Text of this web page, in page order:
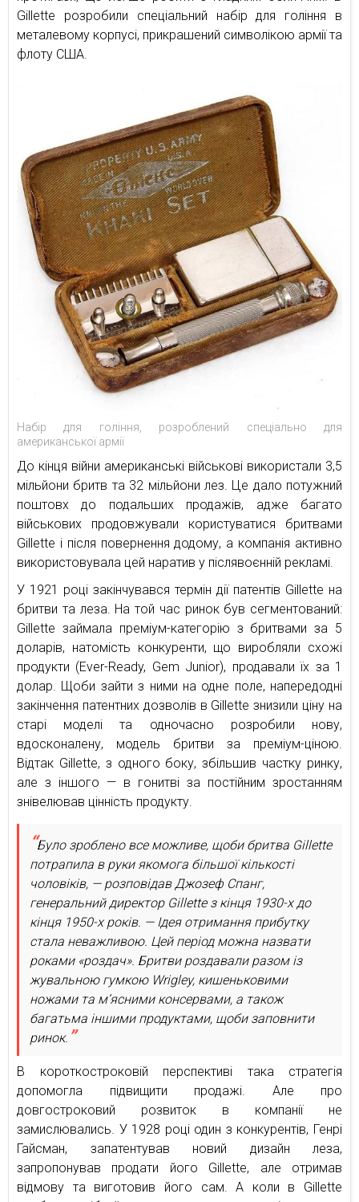
Gillette розробили спеціальний набір для гоління в
металевому корпусі, прикрашений символікою армії та
флоту США.
Набір для гоління, розроблений спеціально для
американської армії
До кінця війни американські військові використали 3,5
мільйони бритв та 32 мільйони лез. Це дало потужний
поштовх до подальших продажів, адже багато
військових продовжували користуватися бритвами
Gillette і після повернення додому, а компанія активно
використовувала цей наратив у післявоєнній рекламі.
У 1921 році закінчувався термін дії патентів Gillette на
бритви та леза. На той час ринок був сегментований:
Gillette займала преміум-категорію з бритвами за 5
доларів, натомість конкуренти, що виробляли схожі
продукти (Ever-Ready, Gem Junior), продавали їх за 1
долар. Щоби зайти з ними на одне поле, напередодні
закінчення патентних дозволів в Gillette знизили ціну на
старі моделі та одночасно розробили нову,
вдосконалену, модель бритви за преміум-ціною.
Відтак Gillette, з одного боку, збільшив частку ринку,
але з іншого — в гонитві за постійним зростанням
знівелював цінність продукту.
Було зроблено все можливе, щоби бритва Gillette
потрапила в руки якомога більшої кількості
чоловіків, — розповідав Джозеф Спанг,
генеральний директор Gillette з кінця 1930-х до
кінця 1950-х років. — Ідея отримання прибутку
стала неважливою. Цей період можна назвати
роками «роздач». Бритви роздавали разом із
жувальною гумкою Wrigley, кишеньковими
ножами та м’ясними консервами, а також
багатьма іншими продуктами, щоби заповнити
ринок.
В короткостроковій перспективі така стратегія
допомогла підвищити продажі. Але про
довгостроковий розвиток в компанії не
замислювались. У 1928 році один з конкурентів, Генрі
Гайсман, запатентував новий дизайн леза,
запропонував продати його Gillette, але отримав
відмову та виготовив його сам. А коли в Gillette